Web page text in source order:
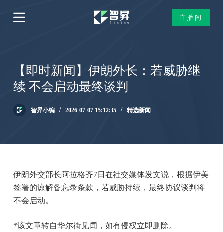
跳
过
直播间
【即时新闻】伊朗外长：若威胁继
续 不会启动最终谈判
智昇小编 2026-07-07 15:12:35 精选新闻
伊朗外交部长阿拉格齐7日在社交媒体发文说，根据伊美
签署的谅解备忘录条款，若威胁持续，最终协议谈判将
不会启动。
*该文章转自华尔街见闻，如有侵权立即删除。